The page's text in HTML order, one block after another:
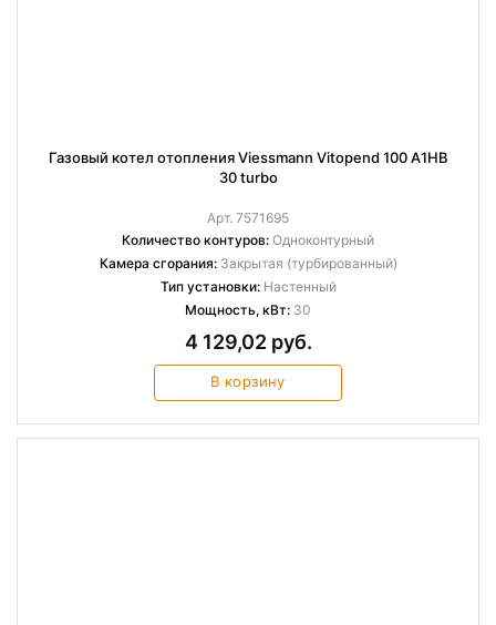
Газовый котел отопления Viessmann Vitopend 100 A1HB
30 turbo
Арт. 7571695
Количество контуров: Одноконтурный
Камера сгорания:Закрытая (турбированный)
Тип установки:Настенный
Мощность, кВт: 30
4 129,02 руб.
В корзину